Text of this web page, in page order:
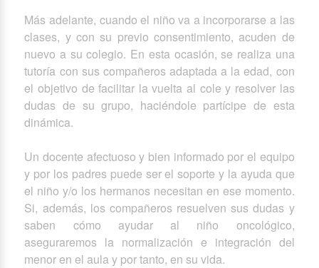
Más adelante, cuando el niño va a incorporarse a las
clases, y con su previo consentimiento, acuden de
nuevo a su colegio. En esta ocasión, se realiza una
tutoría con sus compañeros adaptada a la edad, con
el objetivo de facilitar la vuelta al cole y resolver las
dudas de su grupo, haciéndole partícipe de esta
dinámica.
Un docente afectuoso y bien informado por el equipo
y por los padres puede ser el soporte y la ayuda que
el niño y/o los hermanos necesitan en ese momento.
Si, además, los compañeros resuelven sus dudas y
saben cómo ayudar al niño oncológico,
aseguraremos la normalización e integración del
menor en el aula y por tanto, en su vida.